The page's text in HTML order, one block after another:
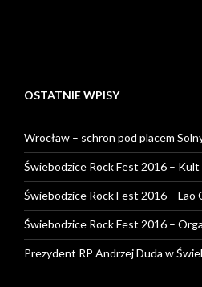
OSTATNIE WPISY
Wrocław – schron pod placem
Świebodzice Rock Fest 2016 – Kult
Świebodzice Rock Fest 2016 – Lao
Świebodzice Rock Fest 2016 –
Prezydent RP Andrzej Duda w